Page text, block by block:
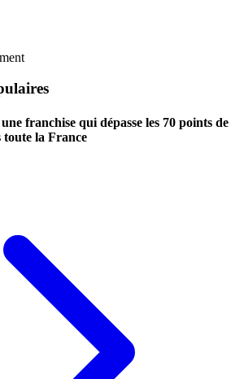
franchise qui dépasse les 70 points de
toute la France